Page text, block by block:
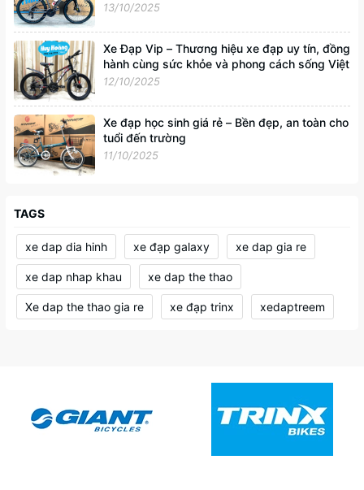
13/10/2025
Xe Đạp Vip – Thương hiệu xe đạp uy tín, đồng
hành cùng sức khỏe và phong cách sống Việt
12/10/2025
Xe đạp học sinh giá rẻ – Bền đẹp, an toàn cho
tuổi đến trường
11/10/2025
TAGS
xe dap dia hinh xe đạp galaxy xe dap gia re
xe dap nhap khau xe dap the thao
Xe dap the thao gia re xe đạp trinx xedaptreem